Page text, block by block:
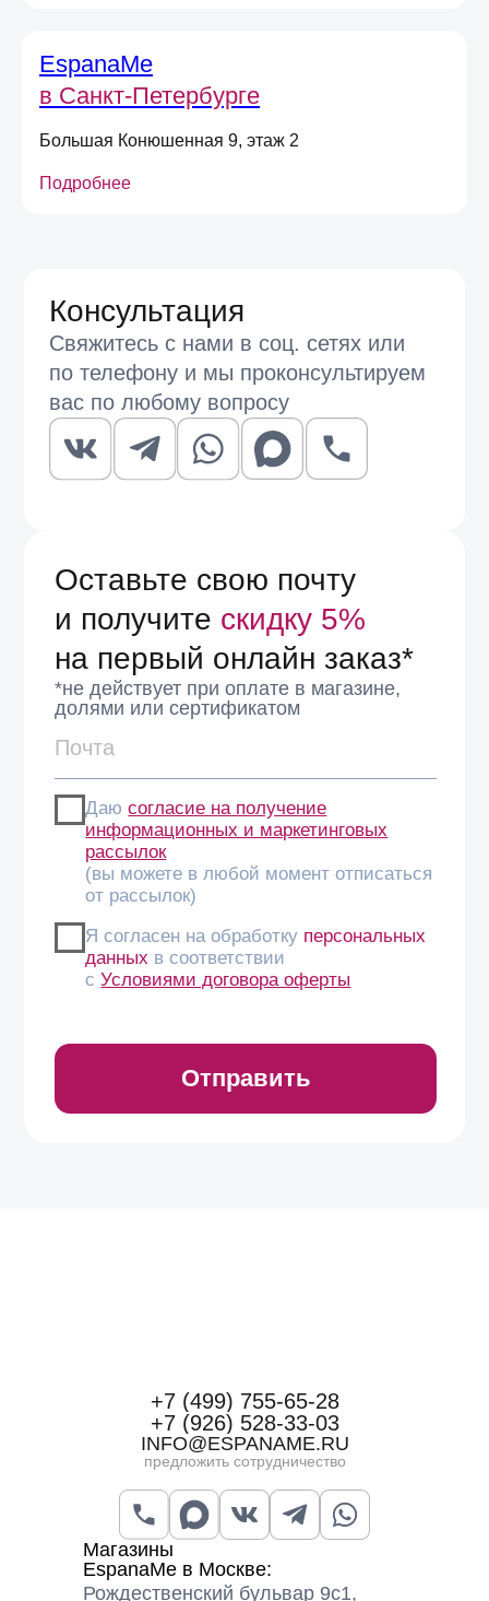
EspanaMe
в Санкт-Петербурге
Большая Конюшенная 9, этаж 2
Подробнее
Магазины
EspanaMe в Москве:
Рождественский бульвар 9с1,
+7 (499) 755-65-28
+7 (926) 528-33-03
INFO@ESPANAME.RU
предложить сотрудничество